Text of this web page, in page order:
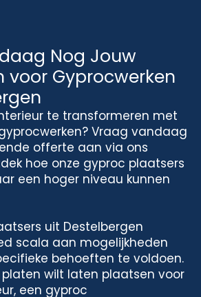
Nog Jouw
voor Gyprocwerken
te transformeren met
Vraag vandaag
offerte aan via ons
hoe onze gyproc plaatsers
een hoger niveau kunnen
uit Destelbergen
scala aan mogelijkheden
behoeften te voldoen.
wilt laten plaatsen voor
een gyproc